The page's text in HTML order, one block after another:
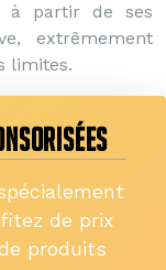
à partir de ses
extrêmement
limites.
de prix
produits